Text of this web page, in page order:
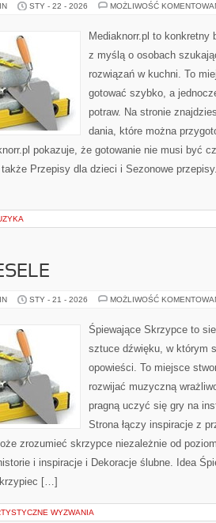
STY - 22 - 2026 MOŻLIWOŚĆ
Mediaknorr.pl to konkretny
z myślą o osobach
rozwiązań w kuchni. To
gotować szybko, a
potraw. Na stronie
dania, które można
pokazuje, że gotowanie nie musi być
Przepisy dla dzieci i Sezonowe
STY - 21 - 2026 MOŻLIWOŚĆ
Śpiewające Skrzypce to
sztuce dźwięku, w którym
opowieści. To miejsce
rozwijać muzyczną
pragną uczyć się gry na
Strona łączy inspiracje z
zrozumieć skrzypce niezależnie od
i inspiracje i Dekoracje ślubne. Idea
[…]
WYZWANIA